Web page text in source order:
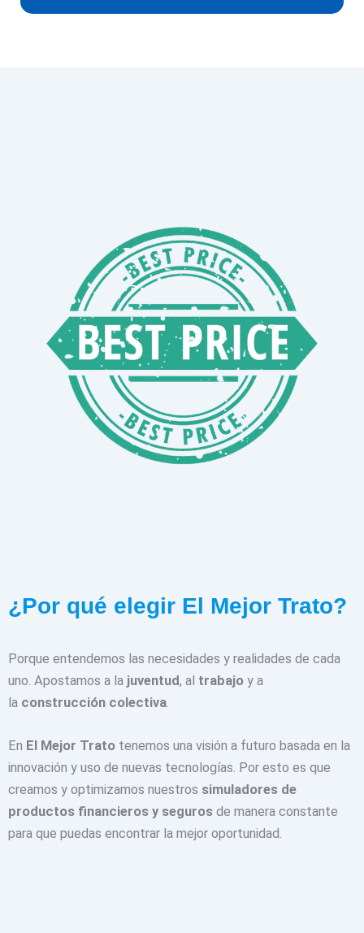
¿Por qué elegir El Mejor Trato?
Porque entendemos las necesidades y realidades de cada
uno. Apostamos a la juventud, al trabajo y a
la construcción colectiva
En El Mejor Trato tenemos una visión a futuro basada en la
innovación y uso de nuevas tecnologías. Por esto es que
creamos y optimizamos nuestros simuladores de
productos financieros y seguros de manera constante
para que puedas encontrar la mejor oportunidad.